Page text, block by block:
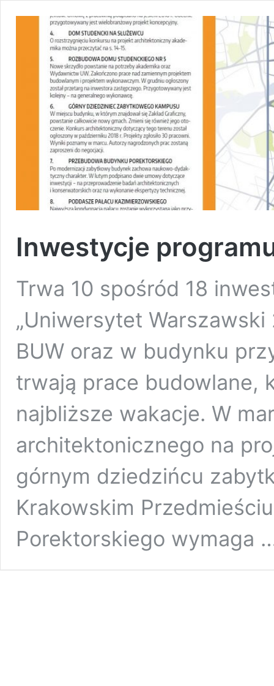
Inwestycje
Trwa 10 spośród 18
„Uniwersytet
BUW oraz w budynku
trwają prace budowlane,
najbliższe wakacje. W
architektonicznego na
górnym dziedzińcu
Krakowskim
Porektorskiego wymaga